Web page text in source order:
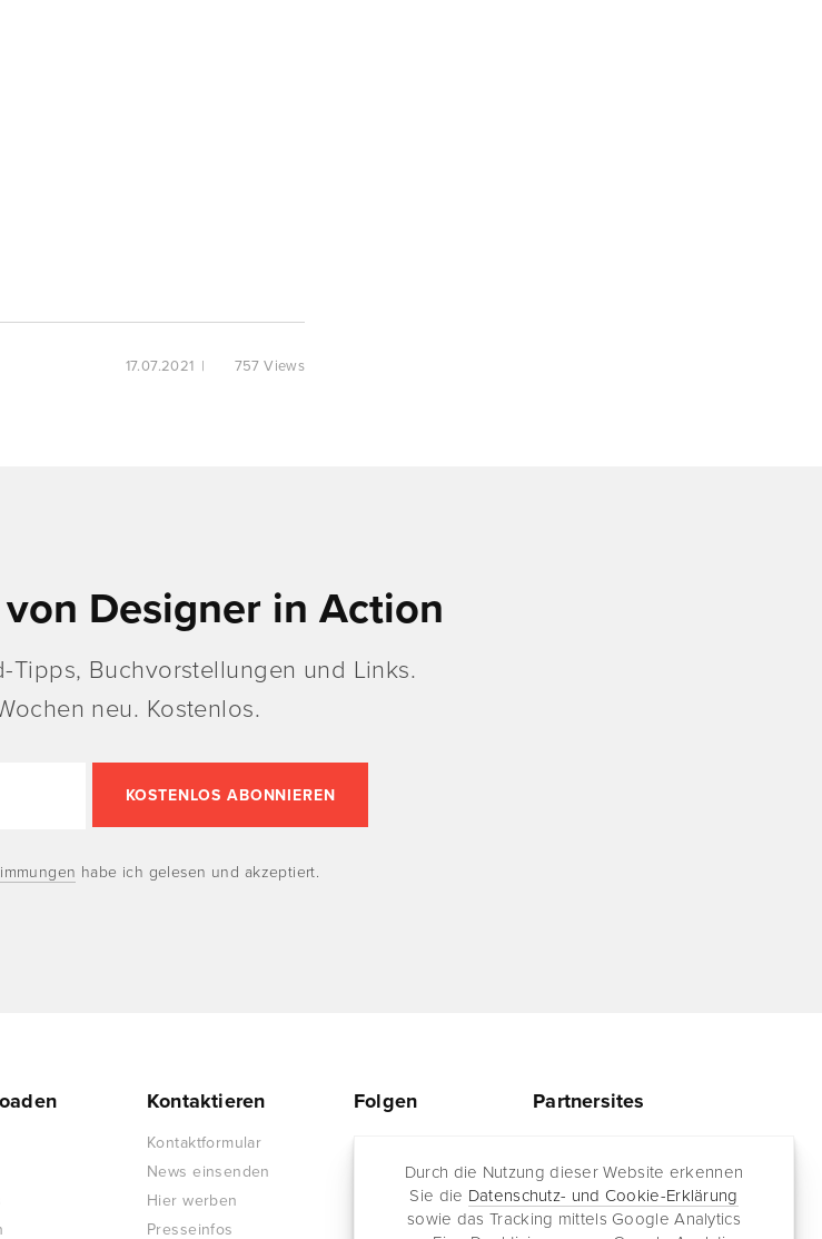
Durch die Nutzung dieser Website erkennen
Sie die Datenschutz- und Cookie-Erklärung
sowie das Tracking mittels Google Analytics
17.07.2021 | 757 Views
Designer in Action
Tipps, Buchvorstellungen und Links.
neu. Kostenlos.
habe ich gelesen und akzeptiert.
Kontaktieren
Kontaktformular
News einsenden
Hier werben
Presseinfos
Folgen
Facebook
RSS-Feed
Newsletter
Partnersites
Jazz for me